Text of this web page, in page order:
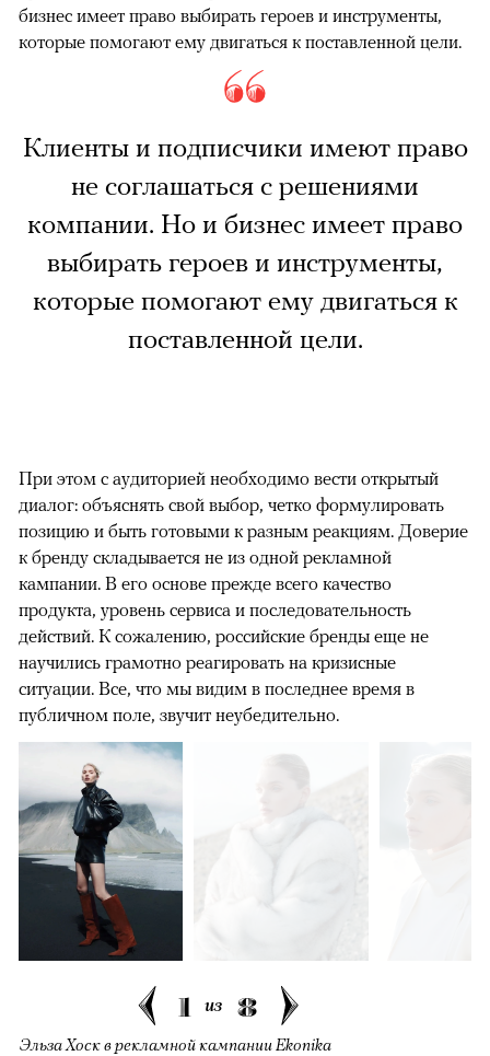
бизнес имеет право выбирать героев и инструменты,
которые помогают ему двигаться к поставленной цели.
Клиенты и подписчики имеют право
не соглашаться с решениями
компании. Но и бизнес имеет право
выбирать героев и инструменты,
которые помогают ему двигаться к
поставленной цели.
При этом с аудиторией необходимо вести открытый
диалог: объяснять свой выбор, четко формулировать
позицию и быть готовыми к разным реакциям. Доверие
к бренду складывается не из одной рекламной
кампании. В его основе прежде всего качество
продукта, уровень сервиса и последовательность
действий. К сожалению, российские бренды еще не
научились грамотно реагировать на кризисные
ситуации. Все, что мы видим в последнее время в
публичном поле, звучит неубедительно.
1 из 8
Эльза Хоск в рекламной кампании Ekonika